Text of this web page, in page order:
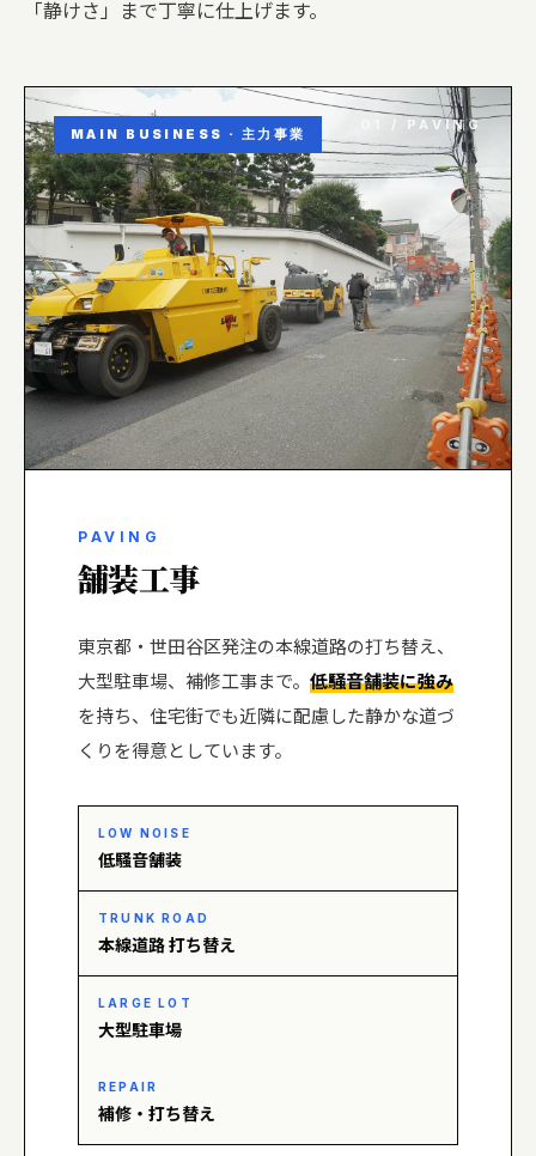
「静けさ」まで丁寧に仕上げます。
MAIN BUSINESS · 主力事業
01 / PAVING
PAVING
舗装工事
東京都・世田谷区発注の本線道路の打ち替え、
大型駐車場、補修工事まで。 低騒音舗装に強み
を持ち、住宅街でも近隣に配慮した静かな道づ
くりを得意としています。
LOW NOISE
低騒音舗装
TRUNK ROAD
本線道路 打ち替え
LARGE LOT
大型駐車場
REPAIR
補修・打ち替え